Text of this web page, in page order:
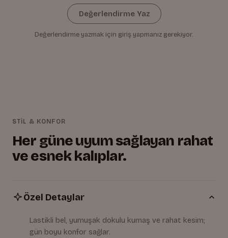
Değerlendirme Yaz
Değerlendirme yazmak için giriş yapmanız gerekiyor.
STİL & KONFOR
Her güne uyum sağlayan rahat
ve esnek kalıplar.
Özel Detaylar
Lastikli bel, yumuşak dokulu kumaş ve rahat kesim;
gün boyu konfor sağlar.